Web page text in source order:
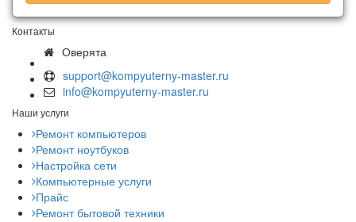
Контакты
Оверята
support@kompyuterny-master.ru
info@kompyuterny-master.ru
Наши услуги
Ремонт компьютеров
Ремонт ноутбуков
Настройка сети
Компьютерные услуги
Прайс
Ремонт бытовой техники